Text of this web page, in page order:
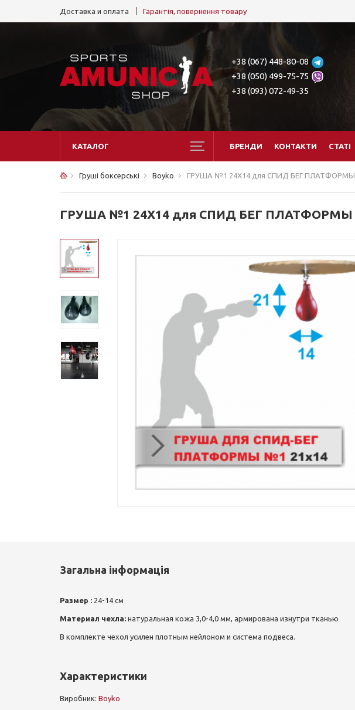
Доставка и оплата Гарантія, повернення товару
+38 (067) 448-80-08
+38 (050) 499-75-75
+38 (093) 072-49-35
КАТАЛОГ БРЕНДИ КОНТАКТИ СТАТІ
Груші боксерські Boyko ГРУША №1 24Х14 для СПИД БЕГ ПЛАТФОРМЫ
ГРУША №1 24Х14 для СПИД БЕГ ПЛАТФОРМЫ
Загальна інформація
Размер : 24-14 см
Материал чехла: натуральная кожа 3,0-4,0 мм, армирована изнутри тканью
В комплекте чехол усилен плотным нейлоном и система подвеса.
Характеристики
Виробник: Boyko